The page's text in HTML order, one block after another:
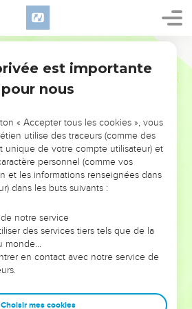
PAS L’ÉVÉNEMENT
L’ANNÉE !
POUVAIENT VOUS ÉVITER LES
VOTRES ?
on voit moins les doutes, les erreurs
ont traversés, alors même que ce
qui les ont façonnés.
leaders, entrepreneurs, et responsables
plus de sagesse afin que leurs erreurs
est importante
pour nous
« Accepter tous les cookies », vous
utilise des traceurs (comme des
unique de votre compte utilisateur) et
personnel (comme vos
et les informations renseignées dans
dans les buts suivants :
notre service
des services tiers tels que de la
monde…
en contact avec notre service de
Choisir mes cookies